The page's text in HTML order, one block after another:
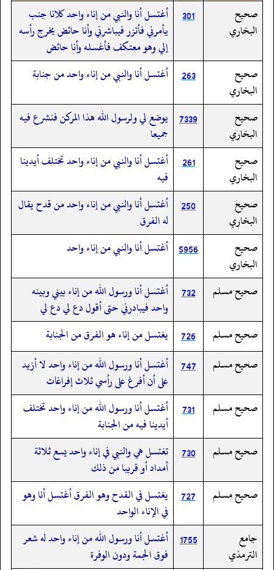
صحيح
البخاري
301
أغتسل أنا والنبي من إناء واحد كلانا جنب
يأمرني فأتزر فيباشرني وأنا حائض يخرج رأسه
إلي وهو معتكف فأغسله وأنا حائض
صحيح
البخاري
263 أغتسل أنا والنبي من إناء واحد من جنابة
صحيح
البخاري
7339 يوضع لي ولرسول الله هذا المركن فنشرع فيه
جميعا
صحيح
البخاري
261
أغتسل أنا والنبي من إناء واحد تختلف أيدينا
فيه
صحيح
البخاري
250
أغتسل أنا والنبي من إناء واحد من قدح يقال
له الفرق
صحيح
البخاري
5956 أغتسل أنا والنبي من إناء واحد
صحيح مسلم 732
أغتسل أنا ورسول الله من إناء بيني وبينه
واحد فيبادرني حتى أقول دع لي دع لي
صحيح مسلم
726
يغتسل من إناء هو الفرق من الجنابة
صحيح مسلم
747
أغتسل أنا ورسول الله من إناء واحد لا أزيد
على أن أفرغ على رأسي ثلاث إفراغات
صحيح مسلم
731
أغتسل أنا ورسول الله من إناء واحد تختلف
أيدينا فيه من الجنابة
صحيح مسلم
730
تغتسل هي والنبي في إناء واحد يسع ثلاثة
أمداد أو قريبا من ذلك
صحيح مسلم
727
يغتسل في القدح وهو الفرق أغتسل أنا وهو
في الإناء الواحد
جامع
الترمذي
1755 أغتسل أنا ورسول الله من إناء واحد له شعر
فوق الجمة ودون الوفرة